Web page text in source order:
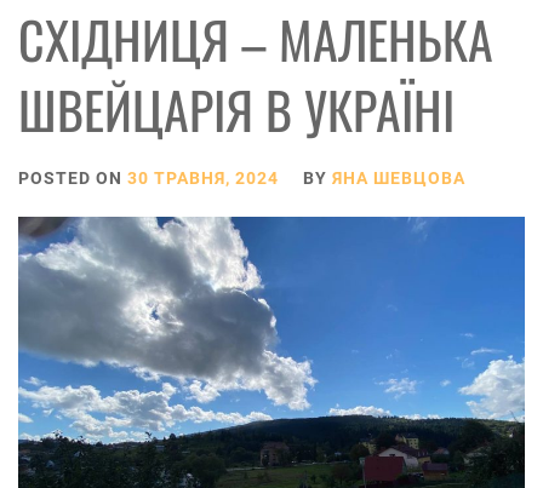
СХІДНИЦЯ – МАЛЕНЬКА
ШВЕЙЦАРІЯ В УКРАЇНІ
POSTED ON 30 ТРАВНЯ, 2024 BY ЯНА ШЕВЦОВА